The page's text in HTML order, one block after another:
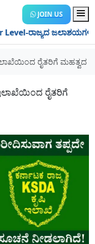
JOIN US
ರಾಜ್ಯದ ಜಲಾಶಯಗಳಿಗೆ ಒಂದೇ
ರೈತರಿಗೆ ಮಹತ್ವದ
ರೈತರಿಗೆ